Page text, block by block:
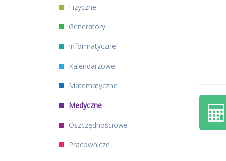
Fizyczne
Generatory
Informatyczne
Kalendarzowe
Matematyczne
Medyczne
Oszczędnościowe
Pracownicze